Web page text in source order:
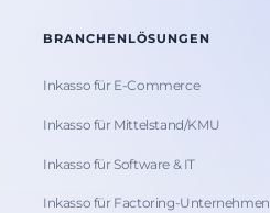
BRANCHENLÖSUNGEN
Inkasso für E-Commerce
Inkasso für Mittelstand/KMU
Inkasso für Software & IT
Inkasso für Factoring-Unternehmen